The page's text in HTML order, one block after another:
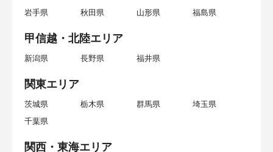
岩手県 秋田県 山形県 福島県
甲信越・北陸エリア
新潟県 長野県 福井県
関東エリア
茨城県 栃木県 群馬県
埼玉県
千葉県
関西・東海エリア